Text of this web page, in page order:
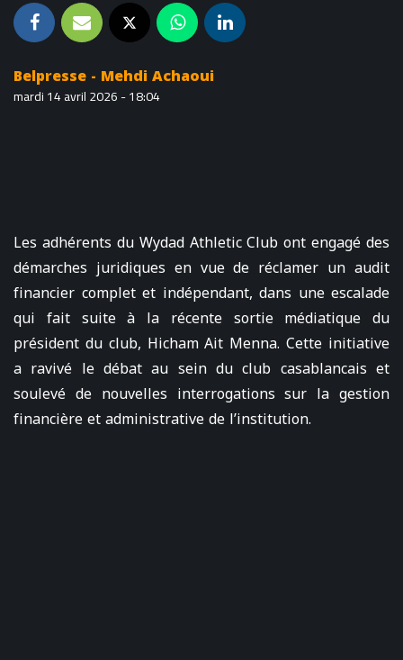
Belpresse - Mehdi Achaoui
mardi 14 avril 2026 - 18:04
Les adhérents du Wydad Athletic Club ont engagé des
démarches juridiques en vue de réclamer un audit
financier complet et indépendant, dans une escalade
qui fait suite à la récente sortie médiatique du
président du club, Hicham Ait Menna. Cette initiative
a ravivé le débat au sein du club casablancais et
soulevé de nouvelles interrogations sur la gestion
financière et administrative de l’institution.